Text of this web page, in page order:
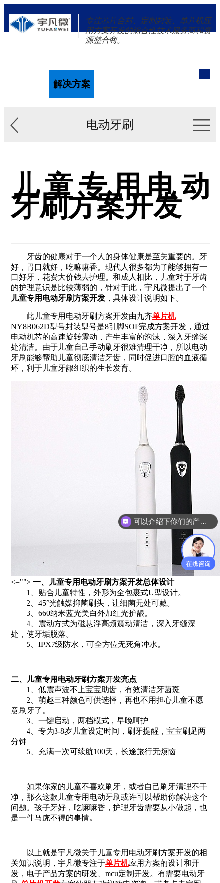
专注芯片合封、定制封装、单片机应
用方案开发的综合性技术服务商和资
源整合商。
解决方案
电动牙刷
儿童专用电动
牙刷方案开发
牙齿的健康对于一个人的身体健康是至关重要的。牙
好，胃口就好，吃嘛嘛香。现代人很多都为了能够拥有一
口好牙，花费大价钱去护理。和成人相比，儿童对于牙齿
的护理意识是比较薄弱的，针对于此，宇凡微提出了一个
儿童专用电动牙刷方案开发，具体设计说明如下。
此儿童专用电动牙刷方案开发由九齐单片机
NY8B062D型号封装型号是8引脚SOP完成方案开发，通过
电动机芯的高速旋转震动，产生丰富的泡沫，深入牙缝深
处清洁。由于儿童自己手动刷牙很难清理干净，所以电动
牙刷能够帮助儿童彻底清洁牙齿，同时促进口腔的血液循
环，利于儿童牙龈组织的生长发育。
<=""> 一、儿童专用电动牙刷方案开发总体设计
1、贴合儿童特性，外形为全包裹式U型设计。
2、45°光触媒抑菌刷头，让细菌无处可藏。
3、660纳米蓝光美白外加红光护龈。
4、震动方式为磁悬浮高频震动清洁，深入牙缝深
处，使牙垢脱落。
5、IPX7级防水，可全方位无死角冲水。
二、儿童专用电动牙刷方案开发亮点
1、低震声波不上宝宝助齿，有效清洁牙菌斑
2、萌趣三种颜色可供选择，再也不用担心儿童不愿
意刷牙了。
3、一键启动，两档模式，早晚呵护
4、专为3-8岁儿童设定时间，刷牙提醒，宝宝刷足两
分钟
5、充满一次可续航100天，长途旅行无烦恼
如果你家的儿童不喜欢刷牙，或者自己刷牙清理不干
净，那么这款儿童专用电动牙刷或许可以帮助你解决这个
问题。孩子牙好，吃嘛嘛香，护理牙齿需要从小做起，也
是一件马虎不得的事情。
以上就是宇凡微关于儿童专用电动牙刷方案开发的相
关知识说明，宇凡微专注于单片机应用方案的设计和开
发，电子产品方案的研发、mcu定制开发。有需要电动牙
可以介绍下你们的产品么？